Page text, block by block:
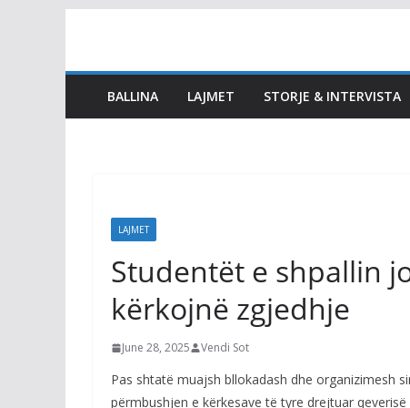
content
BALLINA LAJMET STORJE & INTERVISTA
LAJMET
Studentët e shpallin
kërkojnë zgjedhje
June 28, 2025 Vendi Sot
Pas shtatë muajsh bllokadash dhe organizimesh
përmbushjen e kërkesave të tyre drejtuar